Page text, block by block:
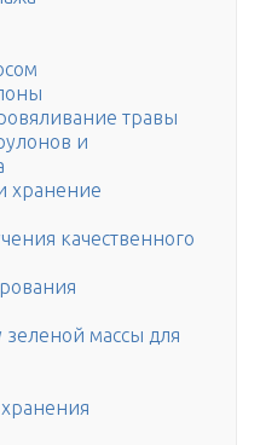
травы
и
хранение
качественного
зеленой массы для